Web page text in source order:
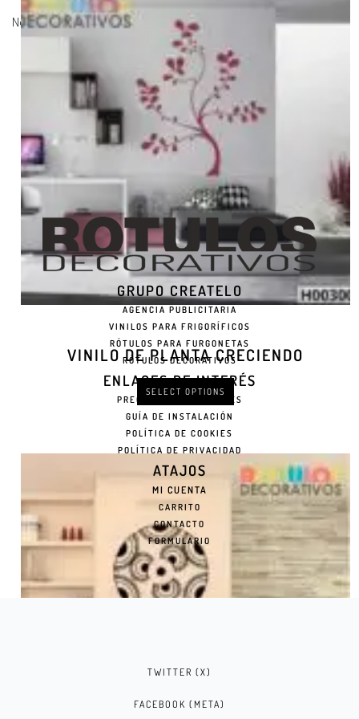
VINILO DE PLANTA CRECIENDO
SELECT OPTIONS
No hay productos en el carrito.
GRUPO CREATELO
AGENCIA PUBLICITARIA
VINILOS PARA FRIGORÍFICOS
RÓTULOS PARA FURGONETAS
RÓTULOS DECORATIVOS
ENLACES DE INTERÉS
PREGUNTAS FRECUENTES
GUÍA DE INSTALACIÓN
POLÍTICA DE COOKIES
POLÍTICA DE PRIVACIDAD
ATAJOS
MI CUENTA
CARRITO
CONTACTO
FORMULARIO
TWITTER (X)
FACEBOOK (META)